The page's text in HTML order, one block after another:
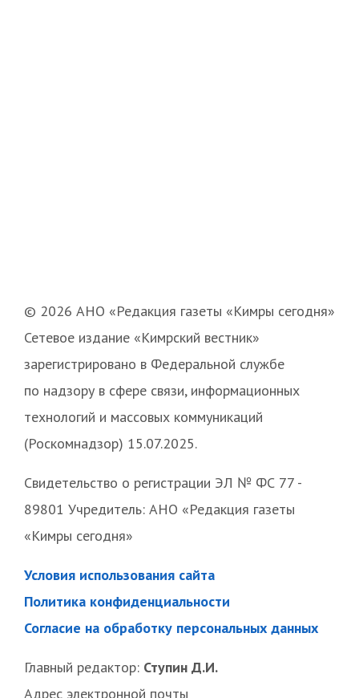
© 2026 АНО «Редакция газеты «Кимры сегодня»
Сетевое издание «Кимрский вестник»
зарегистрировано в Федеральной службе
по надзору в сфере связи, информационных
технологий и массовых коммуникаций
(Роскомнадзор) 15.07.2025.
Свидетельство о регистрации ЭЛ № ФС 77 -
89801 Учредитель: АНО «Редакция газеты
«Кимры сегодня»
Условия использования сайта
Политика конфиденциальности
Согласие на обработку персональных данных
Главный редактор: Ступин Д.И.
Адрес электронной почты